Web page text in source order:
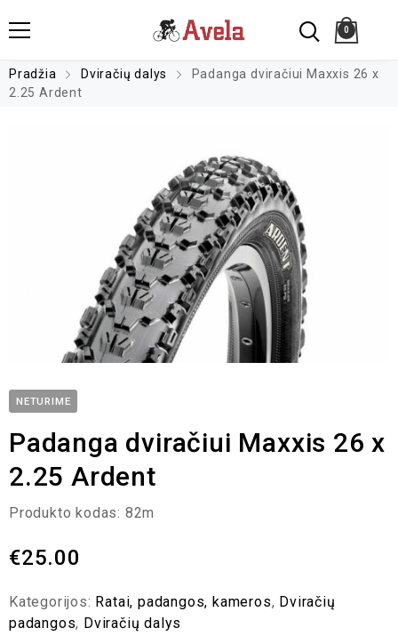
0
Pradžia Dviračių dalys
Padanga dviračiui Maxxis 26 x
2.25 Ardent
NETURIME
Padanga dviračiui Maxxis 26 x
2.25 Ardent
Produkto kodas: 82m
€25.00
Kategorijos: Ratai, padangos, kameros, Dviračių
padangos, Dviračių dalys